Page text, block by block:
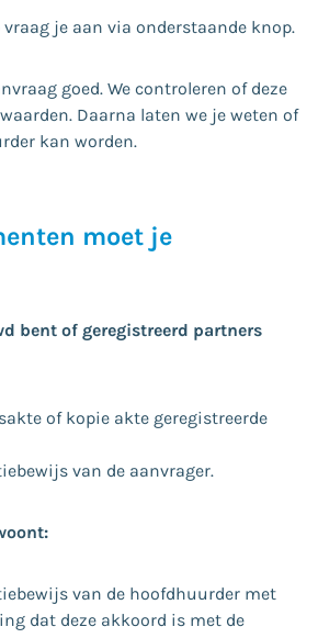
je aan via onderstaande knop.
goed. We controleren of deze
Daarna laten we je weten of
kan worden.
moet je
bent of geregistreerd partners
of kopie akte geregistreerde
van de aanvrager.
van de hoofdhuurder met
dat deze akkoord is met de